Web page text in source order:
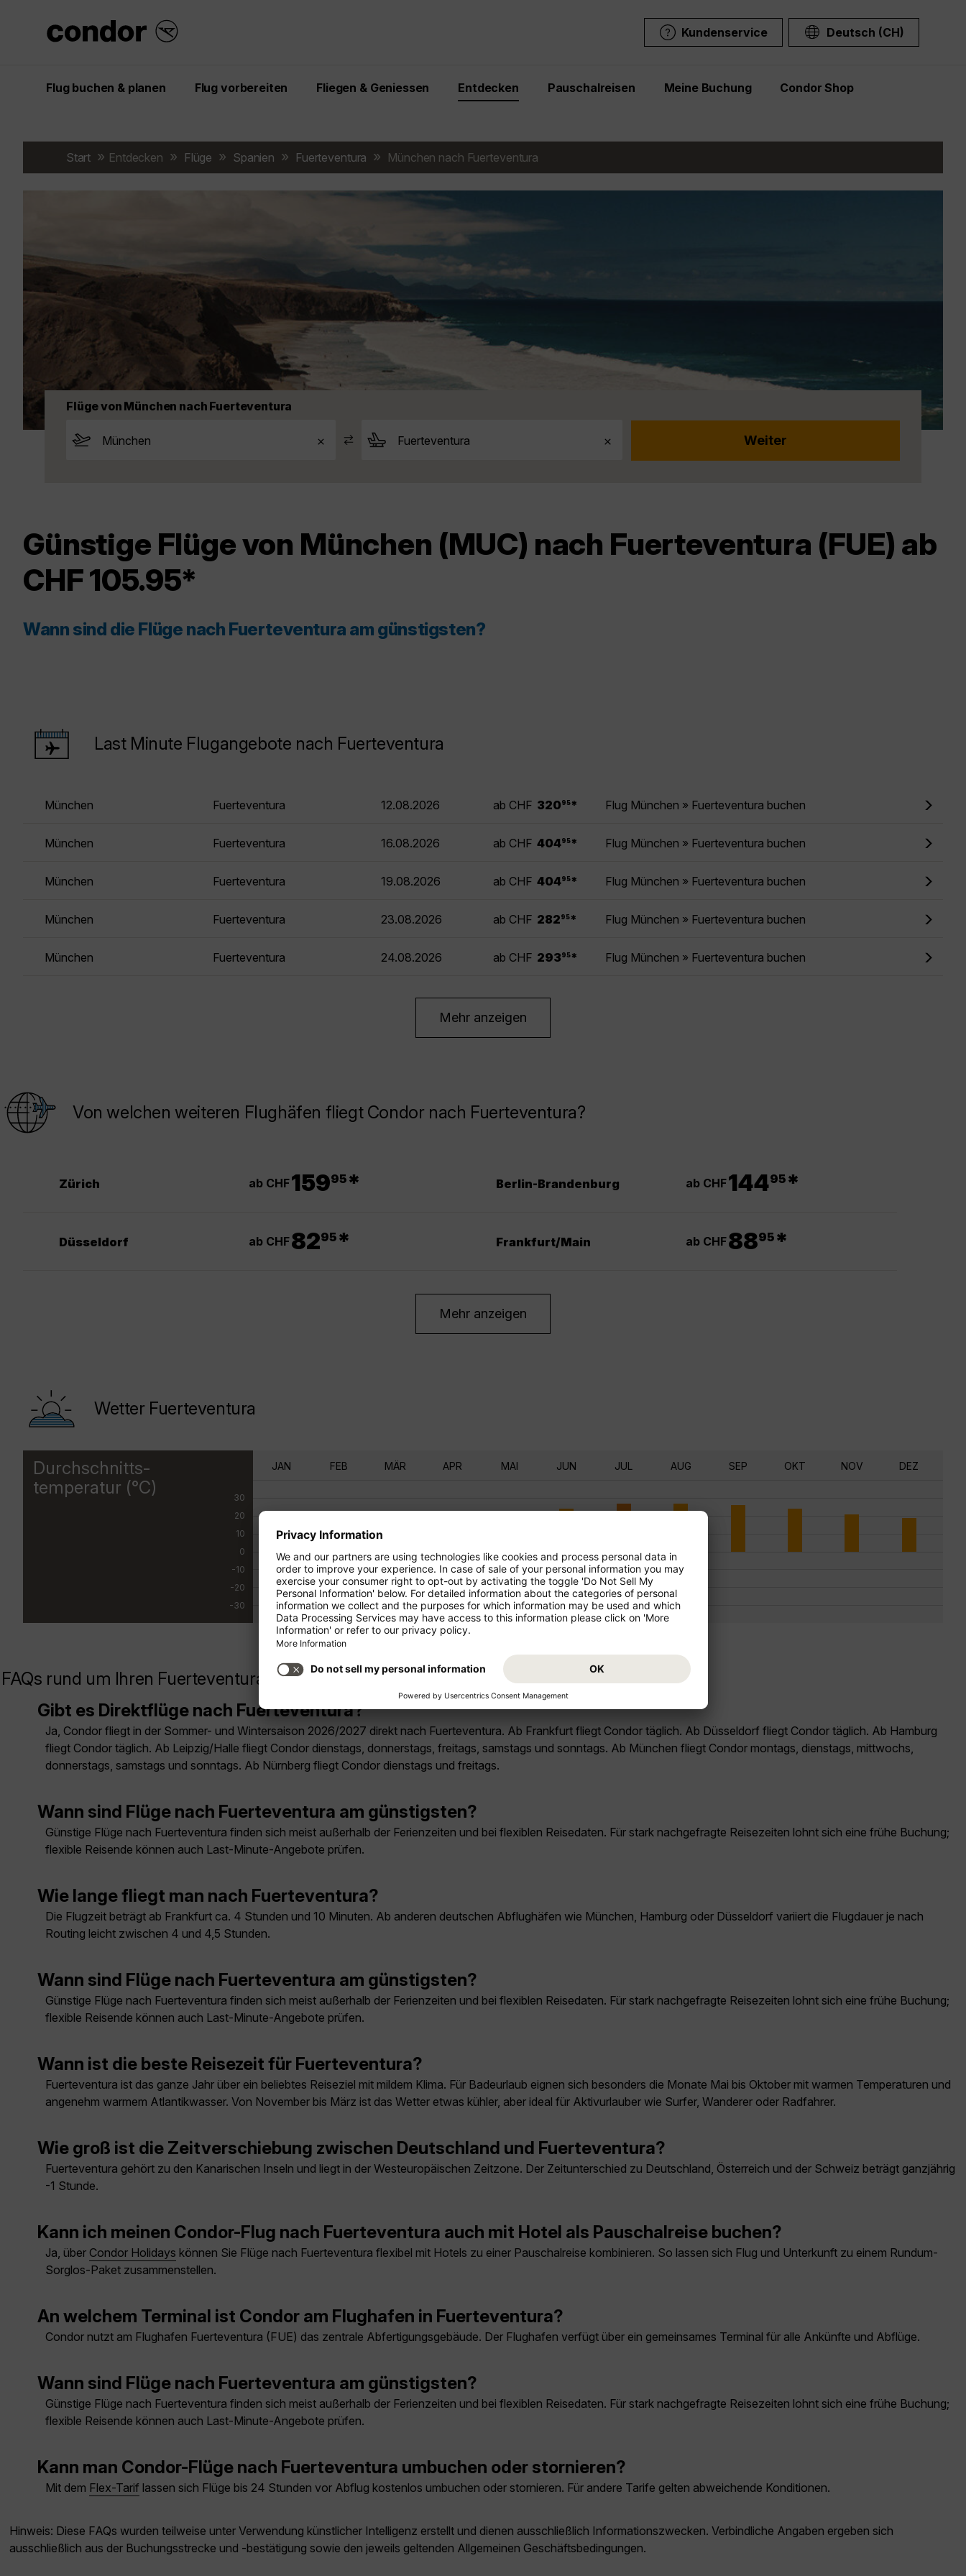
Kundenservice Deutsch (CH)
Flug buchen & planen Flug vorbereiten Fliegen & Geniessen Entdecken Pauschalreisen Meine Buchung Condor Shop
Start Entdecken Flüge Spanien Fuerteventura München nach Fuerteventura
Flüge von München nach Fuerteventura
Günstige Flüge von München (MUC) nach Fuerteventura (FUE) ab
CHF 105.95*
Wann sind die Flüge nach Fuerteventura am günstigsten?
Last Minute Flugangebote nach Fuerteventura
München Fuerteventura 12.08.2026 ab CHF 320 95 * Flug München » Fuerteventura buchen
München Fuerteventura 16.08.2026 ab CHF 40495 * Flug München » Fuerteventura buchen
München Fuerteventura 19.08.2026 ab CHF 40495 * Flug München » Fuerteventura buchen
München Fuerteventura 23.08.2026 ab CHF 282 95 * Flug München » Fuerteventura buchen
München Fuerteventura 24.08.2026 ab CHF 293 95 * Flug München » Fuerteventura buchen
Mehr anzeigen
Von welchen weiteren Flughäfen fliegt Condor nach Fuerteventura?
Zürich ab CHF15995 * Berlin-Brandenburg ab CHF14495 *
Düsseldorf ab CHF8295 * Frankfurt/Main ab CHF8895 *
Mehr anzeigen
Wetter Fuerteventura
Durchschnitts-
temperatur (°C)
30
20
10
0
-10
-20
-30
JAN FEB MÄR APR MAI JUN JUL AUG SEP OKT NOV DEZ
FAQs rund um Ihren Fuerteventura Flug
Gibt es Direktflüge nach Fuerteventura?
Ja, Condor fliegt in der Sommer- und Wintersaison 2026/2027 direkt nach Fuerteventura. Ab Frankfurt fliegt Condor täglich. Ab Düsseldorf fliegt Condor täglich. Ab Hamburg
fliegt Condor täglich. Ab Leipzig/Halle fliegt Condor dienstags, donnerstags, freitags, samstags und sonntags. Ab München fliegt Condor montags, dienstags, mittwochs,
donnerstags, samstags und sonntags. Ab Nürnberg fliegt Condor dienstags und freitags.
Wann sind Flüge nach Fuerteventura am günstigsten?
Günstige Flüge nach Fuerteventura finden sich meist außerhalb der Ferienzeiten und bei flexiblen Reisedaten. Für stark nachgefragte Reisezeiten lohnt sich eine frühe Buchung;
flexible Reisende können auch Last-Minute-Angebote prüfen.
Wie lange fliegt man nach Fuerteventura?
Die Flugzeit beträgt ab Frankfurt ca. 4 Stunden und 10 Minuten. Ab anderen deutschen Abflughäfen wie München, Hamburg oder Düsseldorf variiert die Flugdauer je nach
Routing leicht zwischen 4 und 4,5 Stunden.
Wann sind Flüge nach Fuerteventura am günstigsten?
Günstige Flüge nach Fuerteventura finden sich meist außerhalb der Ferienzeiten und bei flexiblen Reisedaten. Für stark nachgefragte Reisezeiten lohnt sich eine frühe Buchung;
flexible Reisende können auch Last-Minute-Angebote prüfen.
Wann ist die beste Reisezeit für Fuerteventura?
Fuerteventura ist das ganze Jahr über ein beliebtes Reiseziel mit mildem Klima. Für Badeurlaub eignen sich besonders die Monate Mai bis Oktober mit warmen Temperaturen und
angenehm warmem Atlantikwasser. Von November bis März ist das Wetter etwas kühler, aber ideal für Aktivurlauber wie Surfer, Wanderer oder Radfahrer.
Wie groß ist die Zeitverschiebung zwischen Deutschland und Fuerteventura?
Fuerteventura gehört zu den Kanarischen Inseln und liegt in der Westeuropäischen Zeitzone. Der Zeitunterschied zu Deutschland, Österreich und der Schweiz beträgt ganzjährig
-1 Stunde.
Kann ich meinen Condor-Flug nach Fuerteventura auch mit Hotel als Pauschalreise buchen?
Ja, über Condor Holidays können Sie Flüge nach Fuerteventura flexibel mit Hotels zu einer Pauschalreise kombinieren. So lassen sich Flug und Unterkunft zu einem Rundum-
Sorglos-Paket zusammenstellen.
An welchem Terminal ist Condor am Flughafen in Fuerteventura?
Condor nutzt am Flughafen Fuerteventura (FUE) das zentrale Abfertigungsgebäude. Der Flughafen verfügt über ein gemeinsames Terminal für alle Ankünfte und Abflüge.
Wann sind Flüge nach Fuerteventura am günstigsten?
Günstige Flüge nach Fuerteventura finden sich meist außerhalb der Ferienzeiten und bei flexiblen Reisedaten. Für stark nachgefragte Reisezeiten lohnt sich eine frühe Buchung;
flexible Reisende können auch Last-Minute-Angebote prüfen.
Kann man Condor-Flüge nach Fuerteventura umbuchen oder stornieren?
Mit dem Flex-Tarif lassen sich Flüge bis 24 Stunden vor Abflug kostenlos umbuchen oder stornieren. Für andere Tarife gelten abweichende Konditionen.
Hinweis: Diese FAQs wurden teilweise unter Verwendung künstlicher Intelligenz erstellt und dienen ausschließlich Informationszwecken. Verbindliche Angaben ergeben sich
ausschließlich aus der Buchungsstrecke und -bestätigung sowie den jeweils geltenden Allgemeinen Geschäftsbedingungen.